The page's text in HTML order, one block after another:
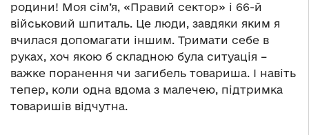
родини! Моя сім’я, «Правий сектор» і 66-й
військовий шпиталь. Це люди, завдяки яким я
вчилася допомагати іншим. Тримати себе в
руках, хоч якою б складною була ситуація –
важке поранення чи загибель товариша. І навіть
тепер, коли одна вдома з малечею, підтримка
товаришів відчутна.